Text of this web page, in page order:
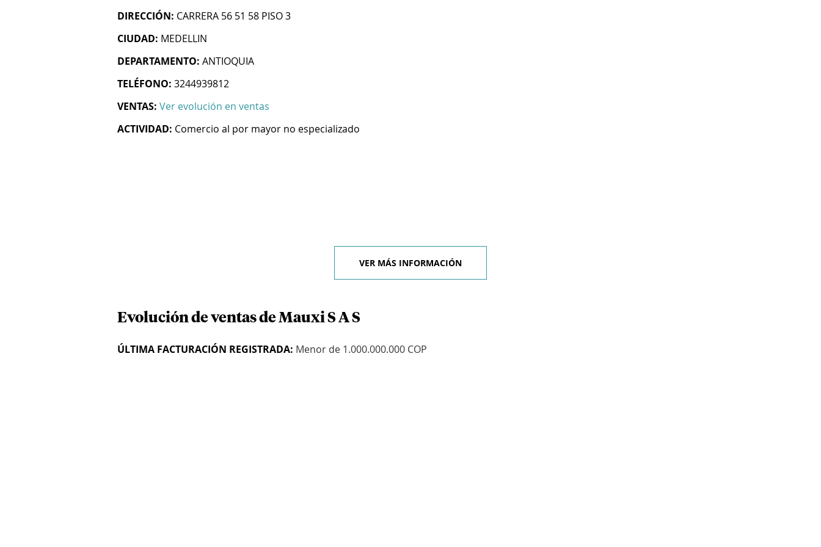
DIRECCIÓN: CARRERA 56 51 58 PISO 3
CIUDAD: MEDELLIN
DEPARTAMENTO: ANTIOQUIA
TELÉFONO: 3244939812
VENTAS: Ver evolución en ventas
ACTIVIDAD: Comercio al por mayor no especializado
VER MÁS INFORMACIÓN
Evolución de ventas de Mauxi S A S
ÚLTIMA FACTURACIÓN REGISTRADA: Menor de 1.000.000.000 COP